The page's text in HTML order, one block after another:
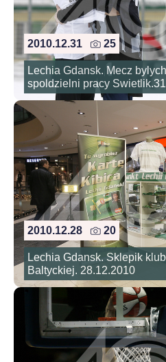
2010.12.31 25
Lechia Gdansk. Mecz
spoldzielni pracy
2010.12.28 20
Lechia Gdansk. Sklepik
Baltyckiej. 28.12.2010